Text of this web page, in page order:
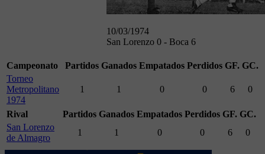
10/03/1974
San Lorenzo 0 - Boca 6
Campeonato Partidos Ganados Empatados Perdidos GF. GC.
Torneo
Metropolitano
1974
1 1 0 0 6 0
Rival Partidos Ganados Empatados Perdidos GF. GC.
San Lorenzo
de Almagro
1 1 0 0 6 0